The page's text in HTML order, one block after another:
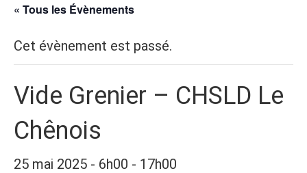
« Tous les Évènements
Cet évènement est passé.
Vide Grenier – CHSLD Le
Chênois
25 mai 2025 - 6h00 - 17h00